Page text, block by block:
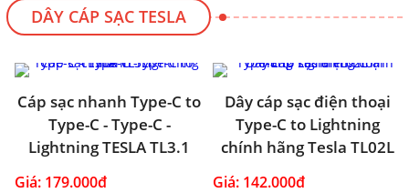
DÂY CÁP SẠC TESLA
Cáp sạc nhanh Type-C to
Type-C - Type-C -
Lightning TESLA TL3.1
Giá: 179.000đ
Dây cáp sạc điện thoại
Type-C to Lightning
chính hãng Tesla TL02L
Giá: 142.000đ